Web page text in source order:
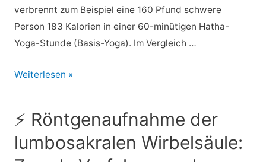
verbrennt zum Beispiel eine 160 Pfund schwere
Person 183 Kalorien in einer 60-minütigen Hatha-
Yoga-Stunde (Basis-Yoga). Im Vergleich …
⚡
Kalorien
verbrennt
Yoga:
Weiterlesen »
⚡ Röntgenaufnahme der
lumbosakralen Wirbelsäule: